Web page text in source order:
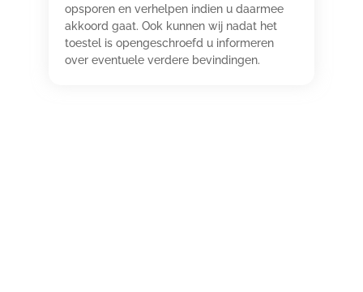
opsporen en verhelpen indien u daarmee
akkoord gaat. Ook kunnen wij nadat het
toestel is opengeschroefd u informeren
over eventuele verdere bevindingen.